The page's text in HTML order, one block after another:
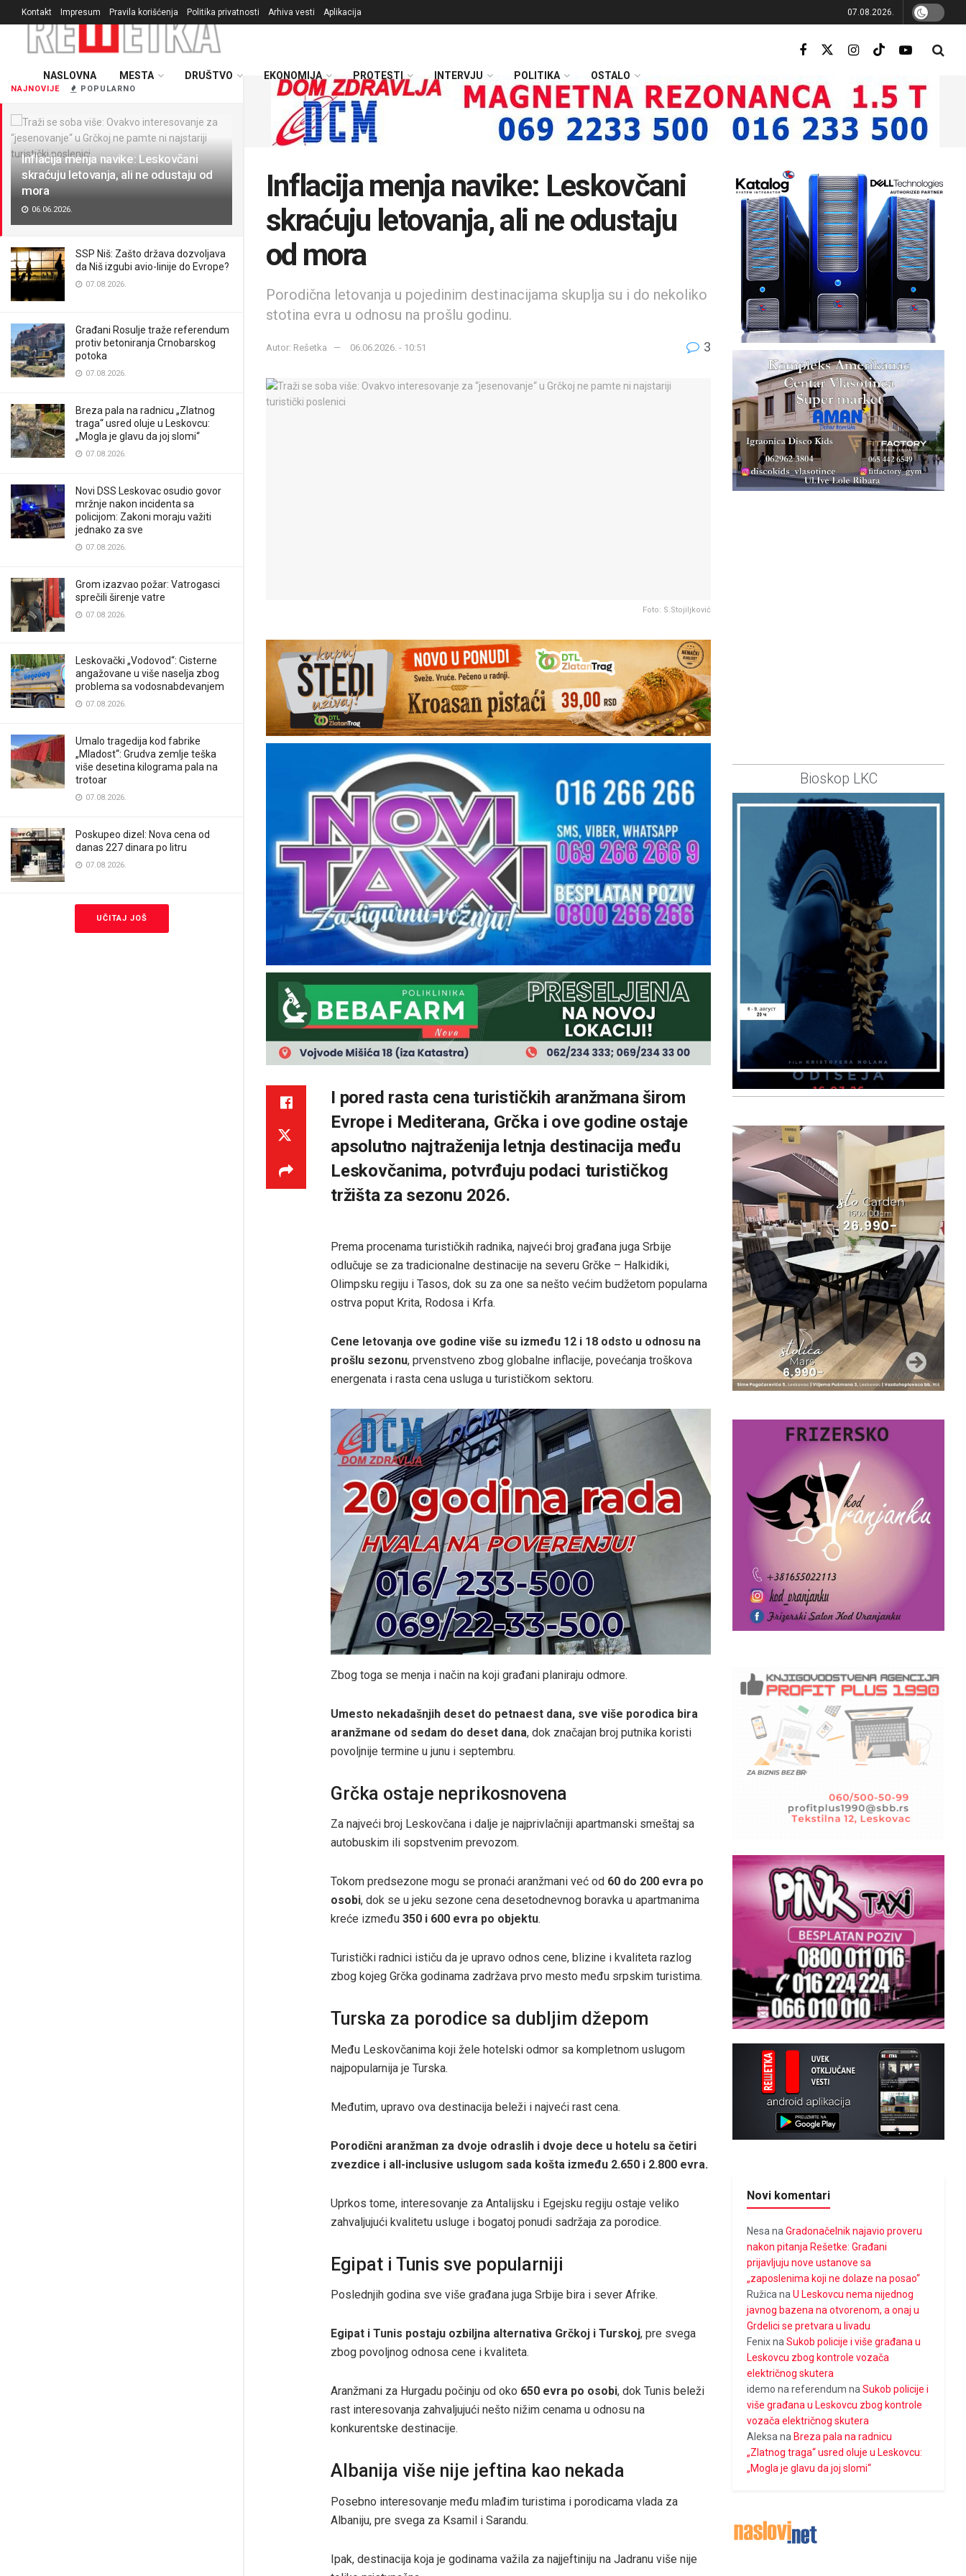
NAJNOVIJE POPULARNO
Inflacija menja navike: Leskovčani
skraćuju letovanja, ali ne odustaju od
mora
06.06.2026.
SSP Niš: Zašto država dozvoljava
da Niš izgubi avio-linije do Evrope?
07.08.2026.
Građani Rosulje traže referendum
protiv betoniranja Crnobarskog
potoka
07.08.2026.
Breza pala na radnicu „Zlatnog
traga“ usred oluje u Leskovcu:
„Mogla je glavu da joj slomi“
07.08.2026.
Novi DSS Leskovac osudio govor
mržnje nakon incidenta sa
policijom: Zakoni moraju važiti
jednako za sve
07.08.2026.
Grom izazvao požar: Vatrogasci
sprečili širenje vatre
07.08.2026.
Leskovački „Vodovod“: Cisterne
angažovane u više naselja zbog
problema sa vodosnabdevanjem
07.08.2026.
Umalo tragedija kod fabrike
„Mladost“: Grudva zemlje teška
više desetina kilograma pala na
trotoar
07.08.2026.
Poskupeo dizel: Nova cena od
danas 227 dinara po litru
07.08.2026.
UČITAJ JOŠ
Kontakt Impresum Pravila korišćenja Politika privatnosti Arhiva vesti Aplikacija 07.08.2026.
NASLOVNA MESTA DRUŠTVO EKONOMIJA PROTESTI INTERVJU POLITIKA OSTALO
Inflacija menja navike: Leskovčani
skraćuju letovanja, ali ne odustaju
od mora
Porodična letovanja u pojedinim destinacijama skuplja su i do nekoliko
stotina evra u odnosu na prošlu godinu.
Autor: Rešetka 06.06.2026. - 10:51 3
Foto: S.Stojiljković
I pored rasta cena turističkih aranžmana širom
Evrope i Mediterana, Grčka i ove godine ostaje
apsolutno najtraženija letnja destinacija među
Leskovčanima, potvrđuju podaci turističkog
tržišta za sezonu 2026.
Prema procenama turističkih radnika, najveći broj građana juga Srbije
odlučuje se za tradicionalne destinacije na severu Grčke – Halkidiki,
Olimpsku regiju i Tasos, dok su za one sa nešto većim budžetom popularna
ostrva poput Krita, Rodosa i Krfa.
Cene letovanja ove godine više su između 12 i 18 odsto u odnosu na
prošlu sezonu, prvenstveno zbog globalne inflacije, povećanja troškova
energenata i rasta cena usluga u turističkom sektoru.
Zbog toga se menja i način na koji građani planiraju odmore.
Umesto nekadašnjih deset do petnaest dana, sve više porodica bira
aranžmane od sedam do deset dana, dok značajan broj putnika koristi
povoljnije termine u junu i septembru.
Grčka ostaje neprikosnovena
Za najveći broj Leskovčana i dalje je najprivlačniji apartmanski smeštaj sa
autobuskim ili sopstvenim prevozom.
Tokom predsezone mogu se pronaći aranžmani već od 60 do 200 evra po
osobi, dok se u jeku sezone cena desetodnevnog boravka u apartmanima
kreće između 350 i 600 evra po objektu.
Turistički radnici ističu da je upravo odnos cene, blizine i kvaliteta razlog
zbog kojeg Grčka godinama zadržava prvo mesto među srpskim turistima.
Turska za porodice sa dubljim džepom
Među Leskovčanima koji žele hotelski odmor sa kompletnom uslugom
najpopularnija je Turska.
Međutim, upravo ova destinacija beleži i najveći rast cena.
Porodični aranžman za dvoje odraslih i dvoje dece u hotelu sa četiri
zvezdice i all-inclusive uslugom sada košta između 2.650 i 2.800 evra.
Uprkos tome, interesovanje za Antalijsku i Egejsku regiju ostaje veliko
zahvaljujući kvalitetu usluge i bogatoj ponudi sadržaja za porodice.
Egipat i Tunis sve popularniji
Poslednjih godina sve više građana juga Srbije bira i sever Afrike.
Egipat i Tunis postaju ozbiljna alternativa Grčkoj i Turskoj, pre svega
zbog povoljnog odnosa cene i kvaliteta.
Aranžmani za Hurgadu počinju od oko 650 evra po osobi, dok Tunis beleži
rast interesovanja zahvaljujući nešto nižim cenama u odnosu na
konkurentske destinacije.
Albanija više nije jeftina kao nekada
Posebno interesovanje među mlađim turistima i porodicama vlada za
Albaniju, pre svega za Ksamil i Sarandu.
Ipak, destinacija koja je godinama važila za najjeftiniju na Jadranu više nije
Bioskop LKC
Novi komentari
Nesa naGradonačelnik najavio proveru
nakon pitanja Rešetke: Građani
prijavljuju nove ustanove sa
„zaposlenima koji ne dolaze na posao“
Ružica naU Leskovcu nema nijednog
javnog bazena na otvorenom, a onaj u
Grdelici se pretvara u livadu
FenixnaSukob policije i više građana u
Leskovcu zbog kontrole vozača
električnog skutera
idemo na referendum naSukob policije i
više građana u Leskovcu zbog kontrole
vozača električnog skutera
Aleksa na Breza pala na radnicu
„Zlatnog traga“ usred oluje u Leskovcu:
„Mogla je glavu da joj slomi“